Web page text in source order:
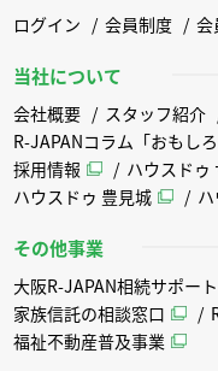
ログイン 会員制度 会
当社について
会社概要 スタッフ紹介
R-JAPANコラム「おもしろ
採用情報
ハウスドゥ
ハウスドゥ 豊見城
その他事業
大阪R-JAPAN相続サポー
家族信託の相談窓口
福祉不動産普及事業